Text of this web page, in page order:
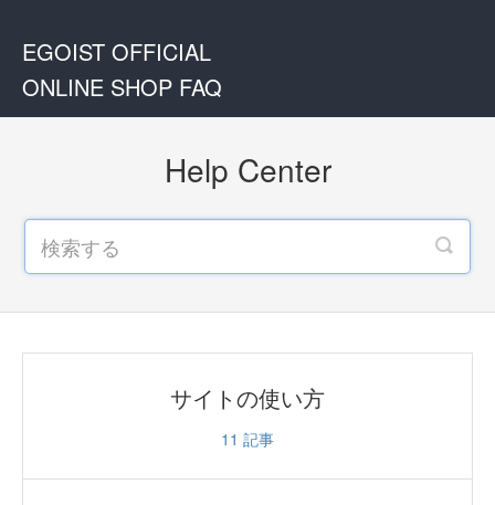
EGOIST OFFICIAL
ONLINE SHOP FAQ
Help Center
サイトの使い方
11 記事